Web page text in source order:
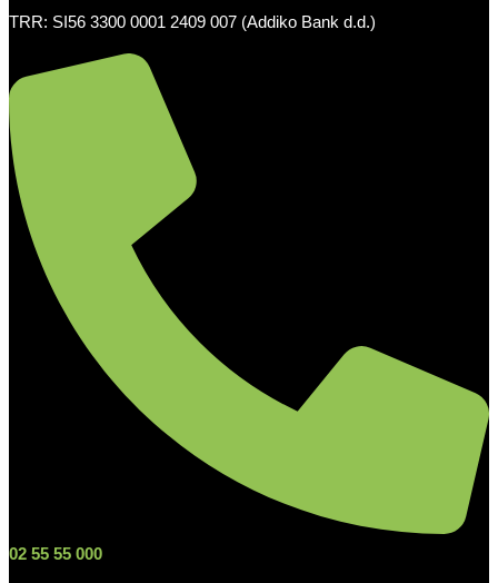
TRR: SI56 3300 0001 2409 007 (Addiko Bank d.d.)
02 55 55 000